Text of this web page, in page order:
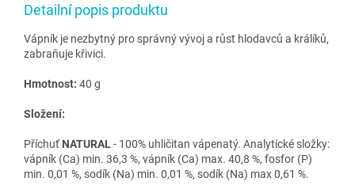
Detailní popis produktu
Vápník je nezbytný pro správný vývoj a růst hlodavců a králíků,
zabraňuje křivici.
Hmotnost: 40 g
Složení:
Příchuť NATURAL- 100% uhličitan vápenatý. Analytické složky:
vápník (Ca) min. 36,3 %, vápník (Ca) max. 40,8 %, fosfor (P)
min. 0,01 %, sodík (Na) min. 0,01 %, sodík (Na) max 0,61 %.